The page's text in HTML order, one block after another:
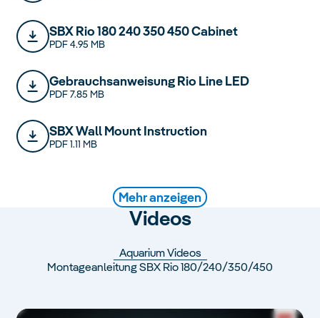
SBX Rio 180 240 350 450 Cabinet
PDF 4.95 MB
Gebrauchsanweisung Rio Line LED
PDF 7.85 MB
SBX Wall Mount Instruction
PDF 1.11 MB
Sicherheitshinweise Unterschrank
Mehr anzeigen
Videos
Aquarium Videos
Montageanleitung SBX Rio 180/240/350/450